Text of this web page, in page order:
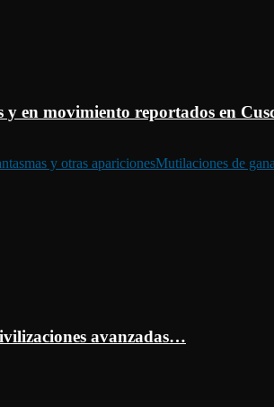
y en movimiento reportados en
y otras aparicionesMutilaciones de
avanzadas…